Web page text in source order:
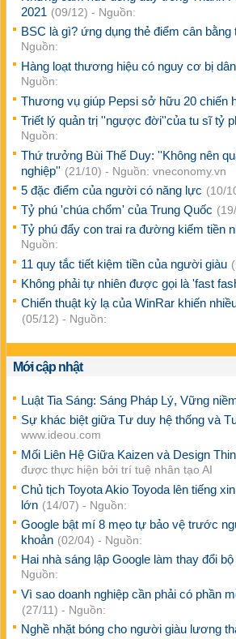
2021 (09/12) - Nguồn:
BSC là gì? ứng dụng thẻ điểm cân bằng
Nguồn:
Hàng loạt thương hiệu có nguy cơ bị
Nguồn:
Thương vụ giúp Pepsi sở hữu 20 chiến
Triết lý quản trị ''ngược đời''của tu sĩ tỷ
Nguồn:
Thứ trưởng Bùi Thế Duy: ''Không nên
nghiệp'' (21/10) - Nguồn: vneconomy.vn
5 đặc điểm của người có năng lực (10/
Tỷ phú 'chúa chổm' của Trung Quốc
Tỷ phú đẩy con trai ra đường kiếm tiền
Nguồn:
11 quy tắc tiết kiệm tiền của người giàu
Không phải tự nhiên được gọi là 'fast
Chiến thuật kỳ lạ của WinRar khiến
(05/12) - Nguồn:
Mới cập nhật
Luật Tia Sáng: Sáng Pháp Lý, Vững
Sự khác biệt giữa Tư duy hệ thống và
www.ideou.com
Mối Liên Hệ Giữa Kaizen và Design
được thực hiện bởi trí tuệ nhân tạo AI
Chủ tịch Toyota Akio Toyoda lên tiếng
lớn (14/07) - Nguồn:
Google bật mí 8 mẹo tự bảo vệ trước
khoản (02/04) - Nguồn:
Hai nhà sáng lập Google làm thay đổi
Nguồn:
Vì sao doanh nghiệp cần phải có phần
(27/11) - Nguồn:
Nghề nhặt bóng cho người giàu lương